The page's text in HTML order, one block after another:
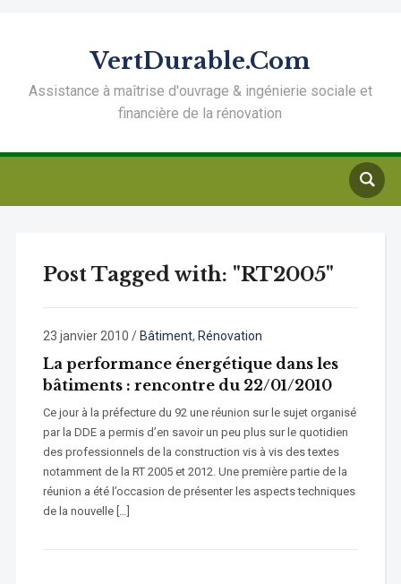
VertDurable.Com
Assistance à maîtrise d'ouvrage & ingénierie sociale et
financière de la rénovation
Post Tagged with: "RT2005"
23 janvier 2010 / Bâtiment, Rénovation
La performance énergétique dans les
bâtiments : rencontre du 22/01/2010
Ce jour à la préfecture du 92 une réunion sur le sujet organisé
par la DDE a permis d’en savoir un peu plus sur le quotidien
des professionnels de la construction vis à vis des textes
notamment de la RT 2005 et 2012. Une première partie de la
réunion a été l’occasion de présenter les aspects techniques
de la nouvelle […]